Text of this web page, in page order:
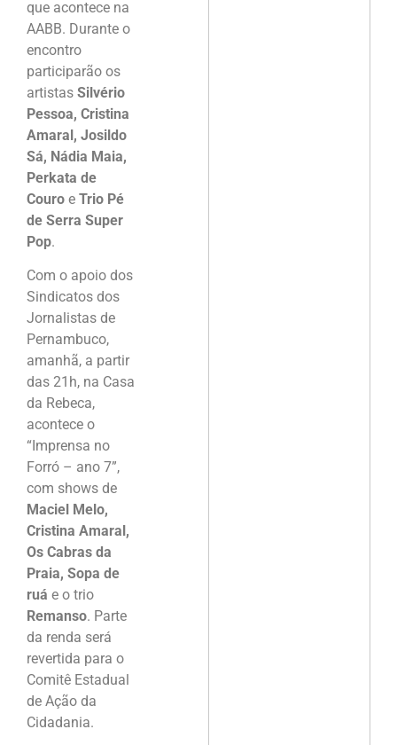
que acontece na
AABB. Durante o
encontro
participarão os
artistas Silvério
Pessoa, Cristina
Amaral, Josildo
Sá, Nádia Maia,
Perkata de
Couro e Trio Pé
de Serra Super
Pop.
Com o apoio dos
Sindicatos dos
Jornalistas de
Pernambuco,
amanhã, a partir
das 21h, na Casa
da Rebeca,
acontece o
“Imprensa no
Forró – ano 7”,
com shows de
Maciel Melo,
Cristina Amaral,
Os Cabras da
Praia, Sopa de
ruá e o trio
Remanso. Parte
da renda será
revertida para o
Comitê Estadual
de Ação da
Cidadania.